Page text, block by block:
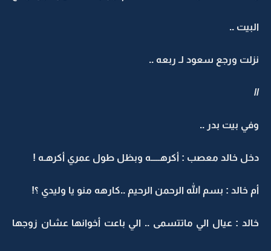
البيت ..
نزلت ورجع سعود لـ ربعه ..
//
وفي بيت بدر ..
دخل خالد معصب : أكرهـــــه وبظل طول عمري أكرهـه !
أم خالد : بسم الله الرحمن الرحيم ..كارهه منو يا وليدي ؟!
خالد : عيال الي ماتتسمى .. الي باعت أخوانها عشان زوجها